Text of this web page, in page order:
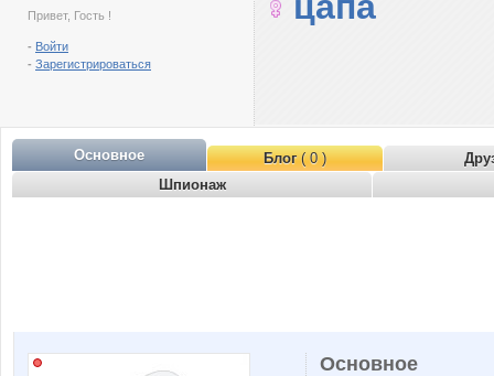
Привет, Гость !
- Войти
- Зарегистрироваться
Основное Блог( 0 )
Шпионаж
Основное